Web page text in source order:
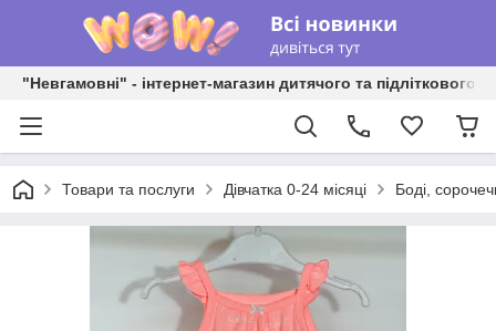
"Невгамовні" - інтернет-магазин дитячого та підліткового
Товари та послуги Дівчатка 0-24 місяці Боді,